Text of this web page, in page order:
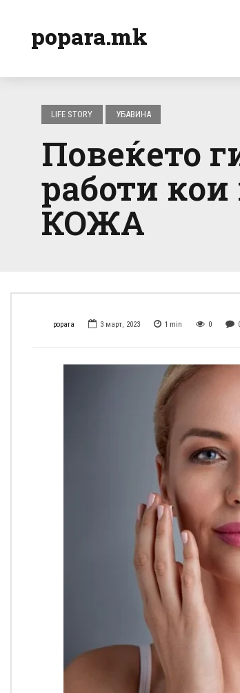
popara.mk
LIFE STORY УБАВИНА
Повеќето
работи
КОЖА
popara 3 март, 2023 1 min 0